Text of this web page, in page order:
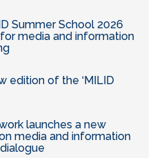
Summer School 2026
media and information
edition of the ‘MILID
launches a new
media and information